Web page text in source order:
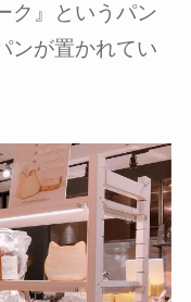
ク』というパン
ンが置かれてい